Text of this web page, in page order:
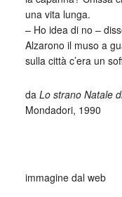
una vita lunga.
– Ho idea di no –
Alzarono il muso a
sulla città c’era un
da Lo strano Natale
Mondadori, 1990
immagine dal web